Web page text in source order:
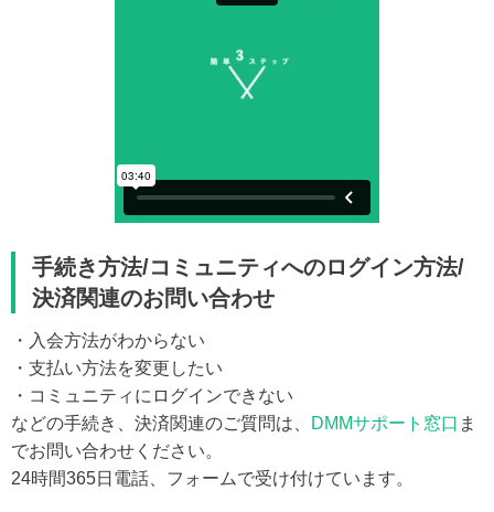
手続き方法/コミュニティへのログイン方法/
決済関連のお問い合わせ
・入会方法がわからない
・支払い方法を変更したい
・コミュニティにログインできない
などの手続き、決済関連のご質問は、
DMMサポート窓口 ま
でお問い合わせください。
24時間365日電話、フォームで受け付けています。